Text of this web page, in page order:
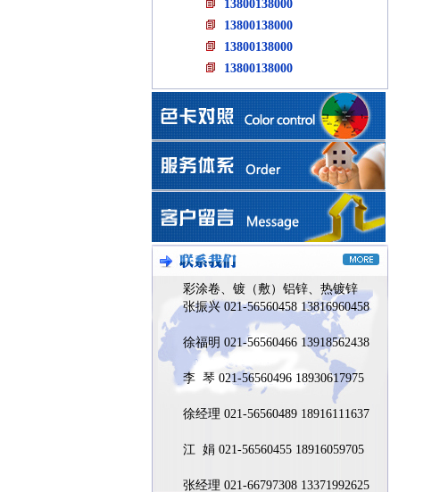
13800138000
13800138000
13800138000
13800138000
彩涂卷、镀（敷）铝锌、热镀锌
张振兴 021-56560458 13816960458
徐福明 021-56560466 13918562438
李 琴 021-56560496 18930617975
徐经理 021-56560489 18916111637
江 娟 021-56560455 18916059705
张经理 021-66797308 13371992625